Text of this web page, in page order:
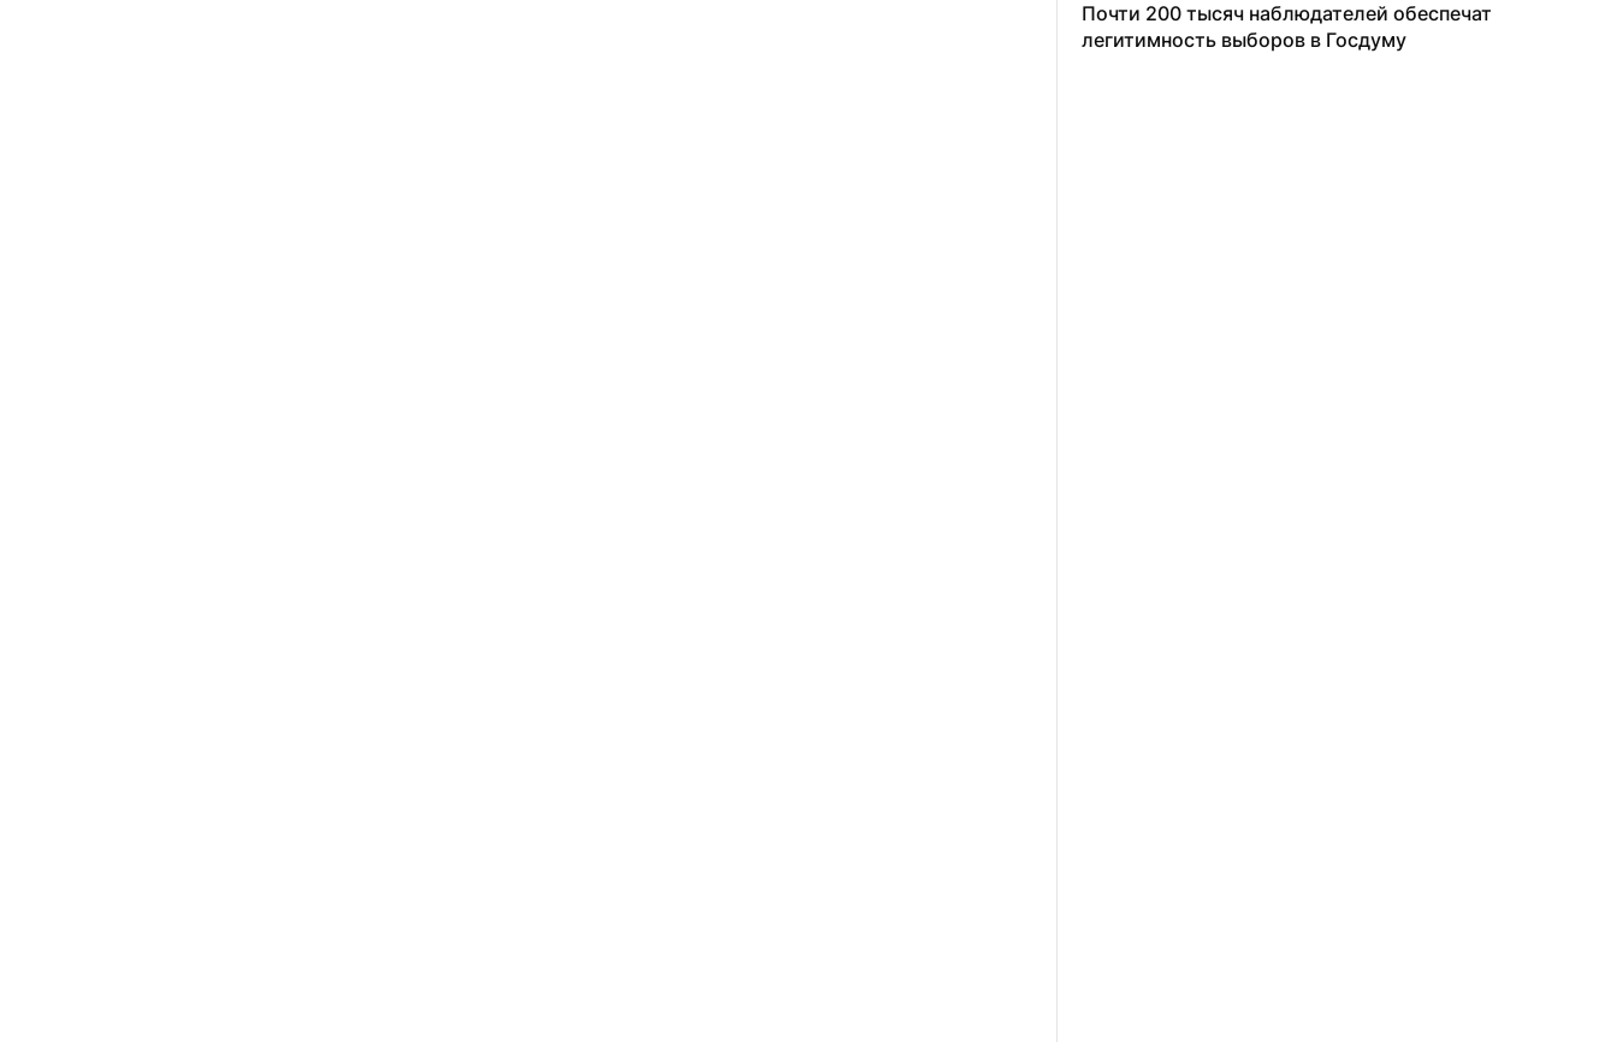
Почти 200 тысяч наблюдателей обеспечат
легитимность выборов в Госдуму